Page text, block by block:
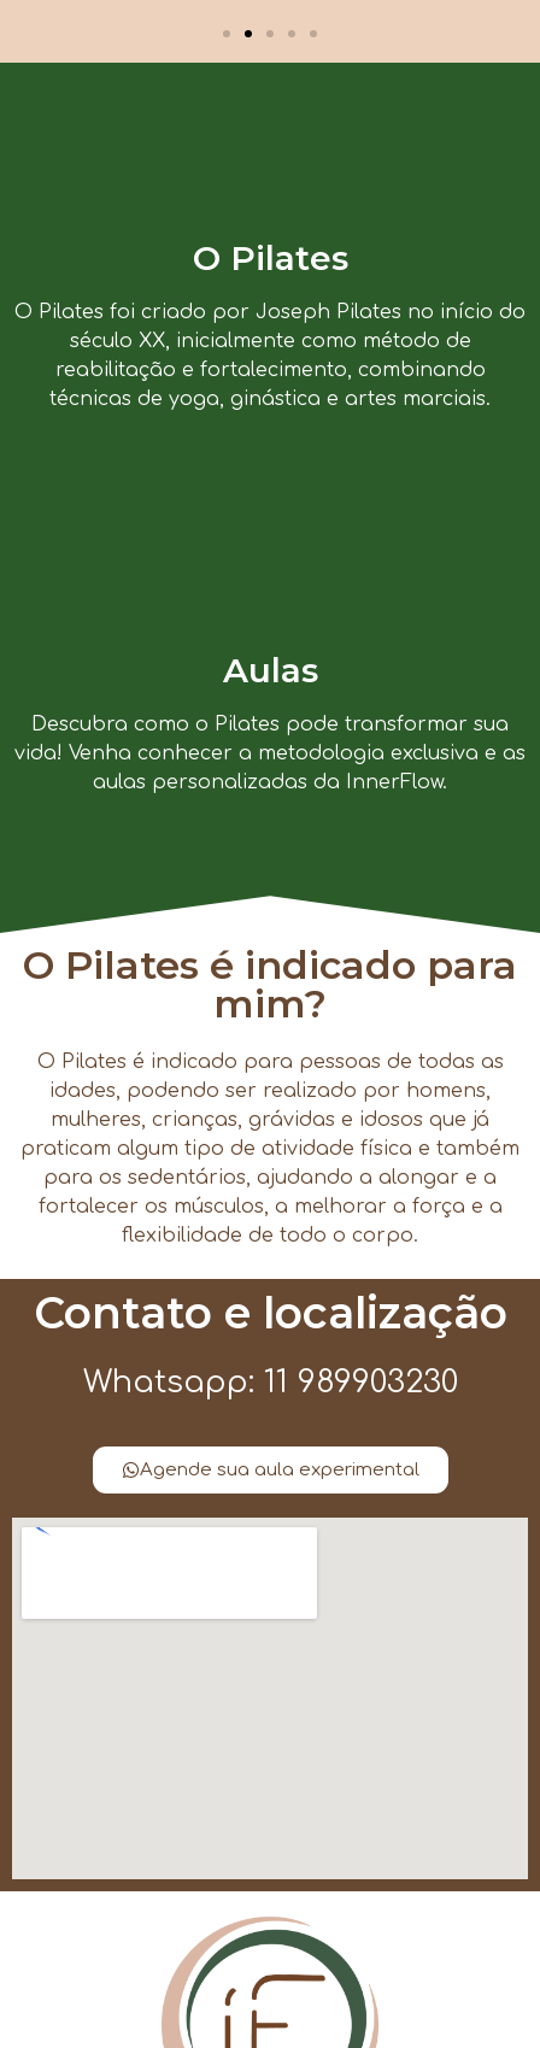
O Pilates
O Pilates foi criado por Joseph Pilates no início do
século XX, inicialmente como método de
reabilitação e fortalecimento, combinando
técnicas de yoga, ginástica e artes marciais.
Aulas
Descubra como o Pilates pode transformar sua
vida! Venha conhecer a metodologia exclusiva e as
aulas personalizadas da InnerFlow.
O Pilates é indicado para
mim?
O Pilates é indicado para pessoas de todas as
idades, podendo ser realizado por homens,
mulheres, crianças, grávidas e idosos que já
praticam algum tipo de atividade física e também
para os sedentários, ajudando a alongar e a
fortalecer os músculos, a melhorar a força e a
flexibilidade de todo o corpo.
Contato e localização
Whatsapp: 11 989903230
Agende sua aula experimental